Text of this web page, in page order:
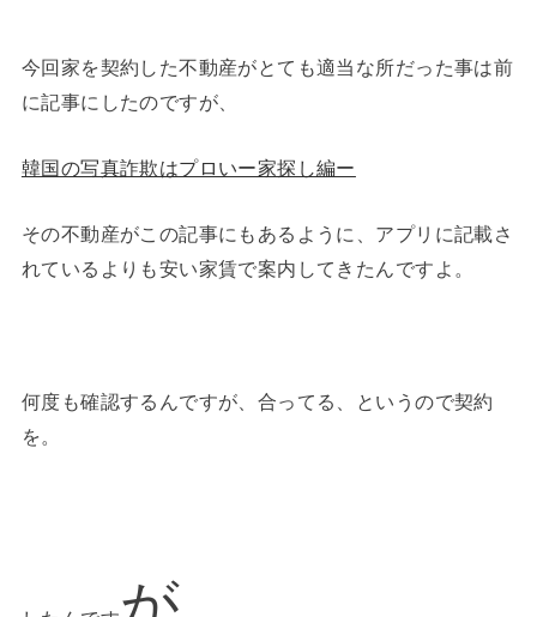
今回家を契約した不動産がとても適当な所だった事は前
に記事にしたのですが、
韓国の写真詐欺はプロいー家探し編ー
その不動産がこの記事にもあるように、アプリに記載さ
れているよりも安い家賃で案内してきたんですよ。
何度も確認するんですが、合ってる、というので契約
を。